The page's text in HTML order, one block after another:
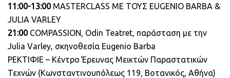
11:00-13:00MASTERCLASS ΜΕ ΤΟΥΣ EUGENIO BARBA &
JULIA VARLEY
21:00COMPASSION, Odin Teatret, παράσταση με την
Julia Varley, σκηνοθεσία Eugenio Barba
ΡΕΚΤΙΦΙΕ – Κέντρο Έρευνας Μεικτών Παραστατικών
Τεχνών (Κωνσταντινουπόλεως 119, Βοτανικός, Αθήνα)